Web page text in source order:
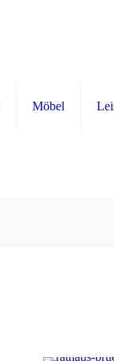
Möbel